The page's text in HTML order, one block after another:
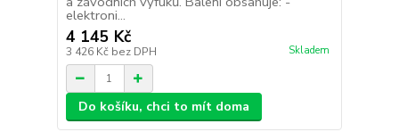
elektroni...
4 145 Kč
3 426 Kč bez DPH Skladem
Do košíku, chci to mít doma